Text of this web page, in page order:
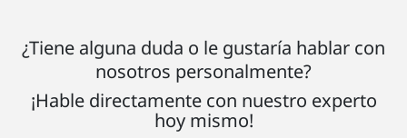
¿Tiene alguna duda o le gustaría hablar con
nosotros personalmente?
¡Hable directamente con nuestro experto
hoy mismo!